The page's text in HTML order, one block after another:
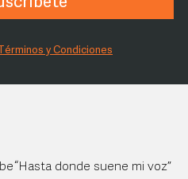
Términos y Condiciones
“Hasta donde suene mi voz”